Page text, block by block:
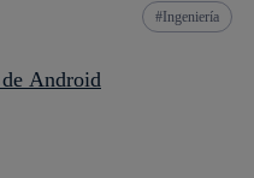
Ingeniería
Android